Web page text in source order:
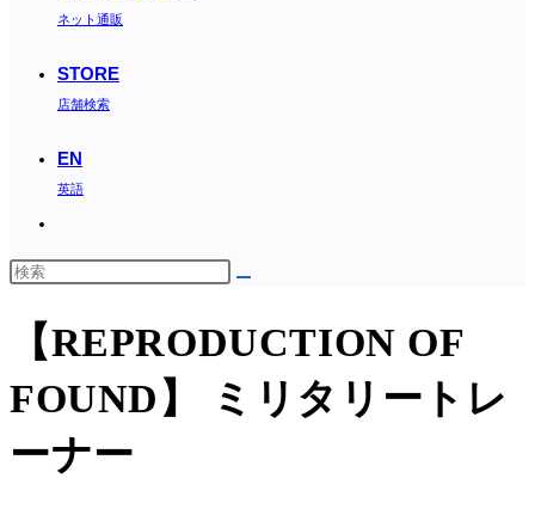
ネット通販
STORE
店舗検索
EN
英語
search
【REPRODUCTION OF
FOUND】 ミリタリートレ
ーナー